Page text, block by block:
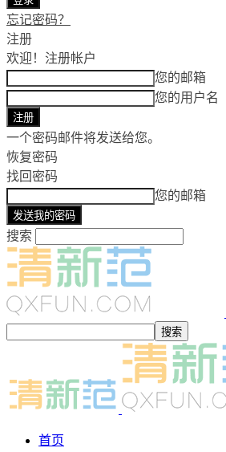
忘记密码？
注册
欢迎！ 注册帐户
您的邮箱
您的用户名
一个密码邮件将发送给您。
恢复密码
找回密码
您的邮箱
搜索
首页